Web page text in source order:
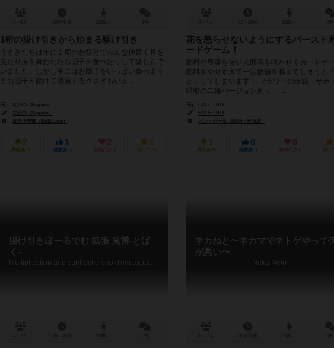
1桁の掛け引きから始まる駆け引き
うさぎたちは年に１度のお祭りでみんな仲良く月を
見たり振る舞われたお団子を食べたりして楽しんで
いました。しかし中にはお団子をいっぱい食べよう
とお団子を賭けて勝負するうさぎもいま...
ながの（Nagano）
ながの（Nagano）
ばる倶楽部（Bulk Love）
2
興味あり
1
経験あり
2
お気に入り
1
持ってる
花を怒らせないようにするバースト
ードゲーム！
肥料や農薬を使い人面花を咲かせるカードゲー
肥料をやりすぎて一定数値を越えてしまうと
走』してしまいます！ フラワーの赤箱、サボ
緑箱の二種バージョンあり。 ...
HOLE・ITO
HOLE・ITO
マン・ホール（MAN・HOLE）
1
興味あり
0
経験あり
0
お気に入り 持
掛け引きほーるでむ 拡張 兎博-とば
く-
ネカねと〜ネカマでネトゲやって
が悪い〜
Neka Neto